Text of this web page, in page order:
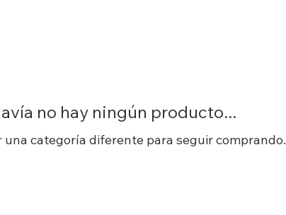
no hay ningún producto...
una categoría diferente para seguir comprando.